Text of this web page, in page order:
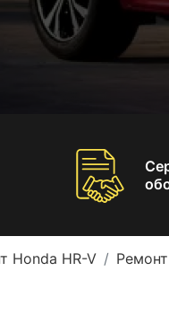
Honda HR-V